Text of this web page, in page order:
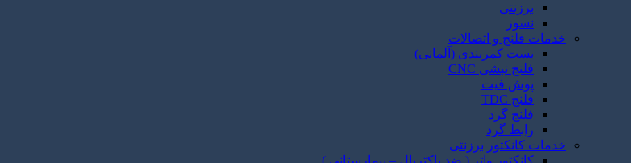
برزنتی
نسوز
خدمات فلنج و اتصالات
بست کمربندی (آلمانی)
فلنج نبشی CNC
پوش فیت
فلنج TDC
فلنج گرد
رابط گرد
خدمات کانکتور برزنتی
کانکتور واتر ( ضد باکتریال – بیمارستانی )